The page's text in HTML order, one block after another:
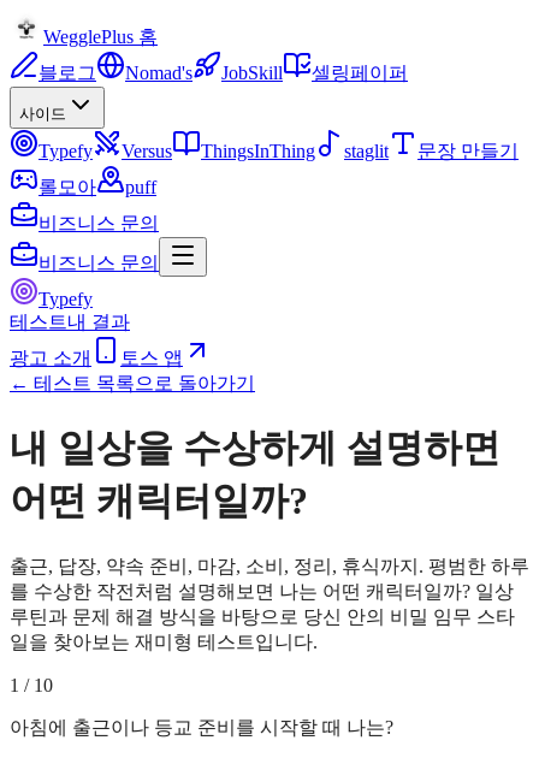
WegglePlus 홈
블로그
Nomad's JobSkill 셀링페이퍼
사이드
Typefy Versus ThingsInThing staglit
문장 만들기
롤모아
puff
비즈니스 문의
비즈니스 문의
Typefy
테스트내 결과
광고 소개
토스 앱
← 테스트 목록으로 돌아가기
내 일상을 수상하게 설명하면
어떤 캐릭터일까?
출근, 답장, 약속 준비, 마감, 소비, 정리, 휴식까지. 평범한 하루
를 수상한 작전처럼 설명해보면 나는 어떤 캐릭터일까? 일상
루틴과 문제 해결 방식을 바탕으로 당신 안의 비밀 임무 스타
일을 찾아보는 재미형 테스트입니다.
1 / 10
아침에 출근이나 등교 준비를 시작할 때 나는?